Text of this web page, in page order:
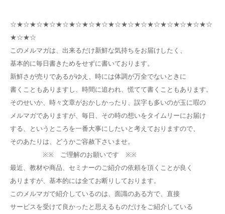
☆★☆★☆★☆★☆★☆★☆★☆★☆★☆★☆★☆★☆★☆★☆★☆
★☆★☆
このメルマガは、出来るだけ新鮮な気持ちをお届けしたく、
基本的に毎日書きためをせずに書いております。
新鮮さが売りであるがゆえ、時には体調が万全でないときに
書くこともありますし、時間に追われ、慌てて書くこともあります。
そのせいか、時々文章がおかしかったり、誤字も多いのが玉に瑕の
メルマガでありますが、毎日、その時の想いをタイムリーにお届け
する、というところを一番大事にしたいと考えておりますので、
そのあたりは、どうかご容赦下さいませ。
※※ ご理解のお願いです ※※
最近、教材や商品、セミナーのご紹介の依頼を頂くことが良く
ありますが、基本的には全てお断りしております。
このメルマガで紹介しているのは、面識のある方で、直接
サービスを受けて良かったと思えるものだけをご紹介している